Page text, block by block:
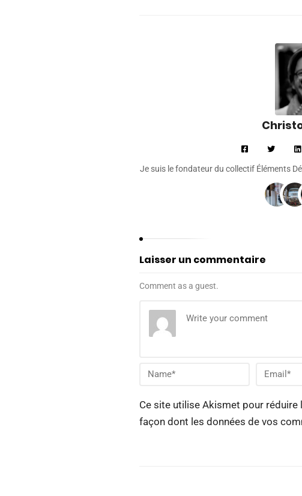
Je suis le fondateur du collectif Éléments
Laisser un commentaire
Comment as a guest.
Ce site utilise Akismet pour réduire
façon dont les données de vos